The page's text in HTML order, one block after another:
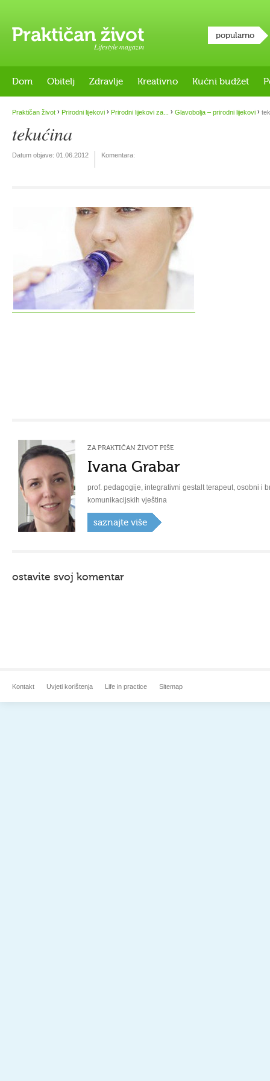
Lifestyle magazin
popularno
Dom Obitelj Zdravlje Kreativno Kućni budžet
Praktičan život › Prirodni lijekovi › Prirodni lijekovi za... › Glavobolja – prirodni lijekovi ›
tekućina
Datum objave: 01.06.2012 Komentara:
ZA PRAKTIČAN ŽIVOT PIŠE
Ivana Grabar
prof. pedagogije, integrativni gestalt terapeut, osobni i
komunikacijskih vještina
saznajte više
ostavite svoj komentar
Kontakt Uvjeti korištenja Life in practice Sitemap